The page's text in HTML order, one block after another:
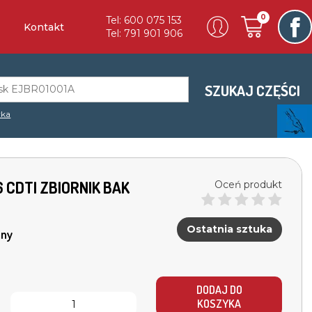
Kontakt
Tel: 600 075 153
Tel: 791 901 906
0
SZUKAJ CZĘŚCI
CDTI ZBIORNIK BAK
Oceń produkt
Ostatnia sztuka
DODAJ DO
KOSZYKA